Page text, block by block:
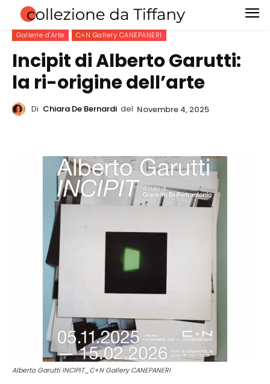
Gallerie d'Arte C+N Gallery CANEPANERI
Incipit di Alberto Garutti:
la ri-origine dell’arte
Di Chiara De Bernardi del Novembre 4, 2025
Alberto Garutti INCIPIT_C+N Gallery CANEPANERI